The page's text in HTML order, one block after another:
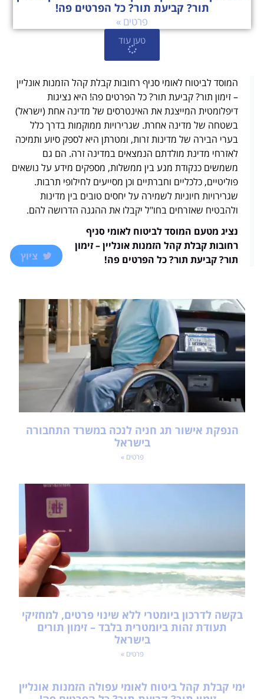
תור? קביעת תור? כל הפרטים פה!
פרטים »
טען עוד
המוסד לביטוח לאומי סניף רחובות קבלת קהל הזמנות אונליין
– זימון תור? קביעת תור? כל הפרטים פה! היא נציגות
דיפלומטית המייצגת את האינטרסים של מדינה אחת (ישראל)
בשטחה של מדינה אחרת. שגרירויות ממוקמות בדרך כלל
בערי הבירה של מדינות זרות, ומטרתן היא לספק סיוע ותמיכה
לאזרחי מדינת מולדתם הנמצאים במדינה זרה. הם גם
משמשים כנקודת מגע בין ממשלות, מספקים מידע על נושאים
פוליטיים, כלכליים וחברתיים וכן מסייעים לחילופי תרבות.
שגרירויות חיוניות לשמירה על יחסים טובים בין מדינות
ולהבטיח שאזרחים בחו"ל יקבלו את ההגנה הדרושה להם.
נציג מטעם המוסד לביטוח לאומי סניף
רחובות קבלת קהל הזמנות אונליין – זימון
תור? קביעת תור? כל הפרטים פה!
ציוץ
הנפקת אישור תג חניה לנכה במשרד התחבורה
בישראל
פרטים »
בקשה לדרכון ביומטרי ללא שינוי פרטים, למחזיקי
תעודת זהות ביומטרית בלבד – זימון תורים
בישראל
פרטים »
ימי קבלת קהל ביטוח לאומי עפולה הזמנות אונליין